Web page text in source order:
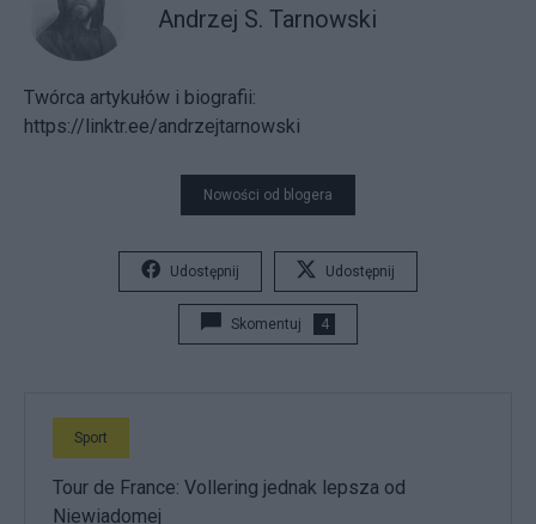
Andrzej S. Tarnowski
Twórca artykułów i biografii:
https://linktr.ee/andrzejtarnowski
Nowości od blogera
Udostępnij Udostępnij
Skomentuj 4
Sport
Tour de France: Vollering jednak lepsza od
Niewiadomej